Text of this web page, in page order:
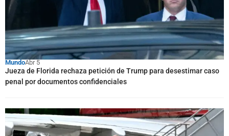
MundoAbr 5
Jueza de Florida rechaza petición de Trump para desestimar caso
penal por documentos confidenciales